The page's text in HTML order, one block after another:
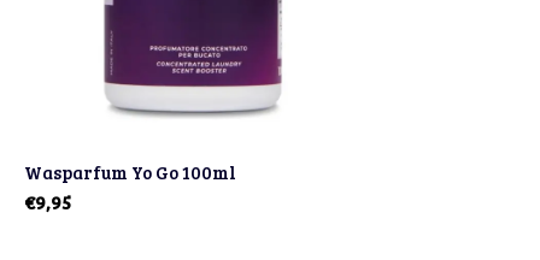
Wasparfum Yo Go 100ml
€9,95